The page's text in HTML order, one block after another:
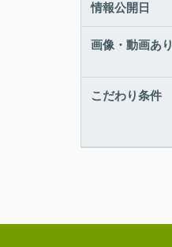
情報公開日
画像・動画あり
こだわり条件